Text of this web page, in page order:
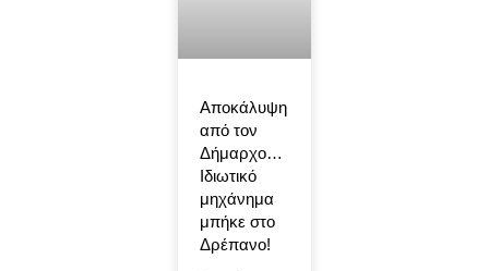
Αποκάλυψη
από τον
Δήμαρχο…
Ιδιωτικό
μηχάνημα
μπήκε στο
Δρέπανο!